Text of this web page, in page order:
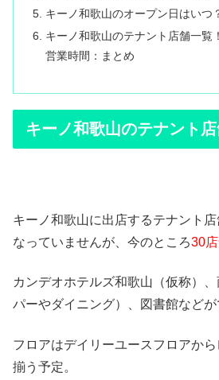
キーノ和歌山のオープン日はいつ
キーノ和歌山のテナント店舗一覧
営業時間：まとめ
キーノ和歌山のテナント
キーノ和歌山に出店するテナント
なっていませんが、今のところ30
カンデオホテルズ和歌山（仮称）
パーやダイニング）、図書館などが
フロアはデイリーユースフロアか
揃う予定。